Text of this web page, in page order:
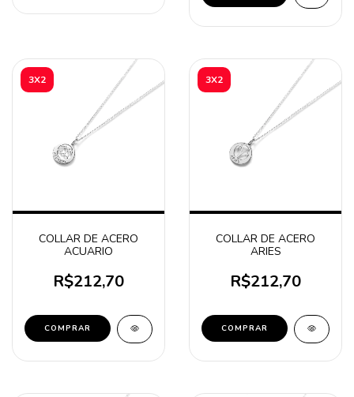
3X2
COLLAR DE ACERO
ACUARIO
R$212,70
COMPRAR
3X2
COLLAR DE ACERO
ARIES
R$212,70
COMPRAR